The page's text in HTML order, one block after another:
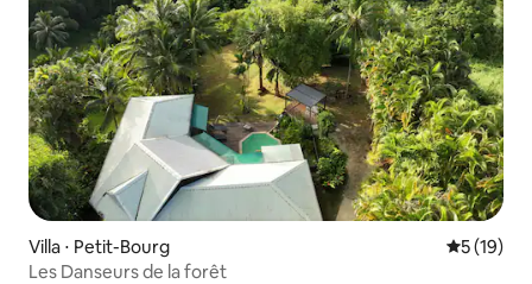
Villa ⋅ Petit-Bourg
5 (19)
Les Danseurs de la forêt